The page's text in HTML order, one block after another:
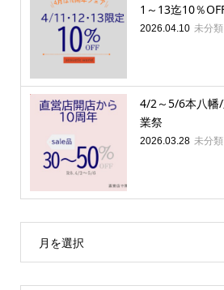
1～13迄10％
2026.04.10 未分類
4/2～5/6本八幡
業祭
2026.03.28 未分類
月を選択